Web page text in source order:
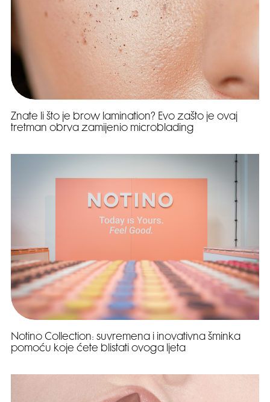
Znate li što je brow lamination? Evo zašto je ovaj
tretman obrva zamijenio microblading
Notino Collection: suvremena i inovativna šminka
pomoću koje ćete blistati ovoga ljeta